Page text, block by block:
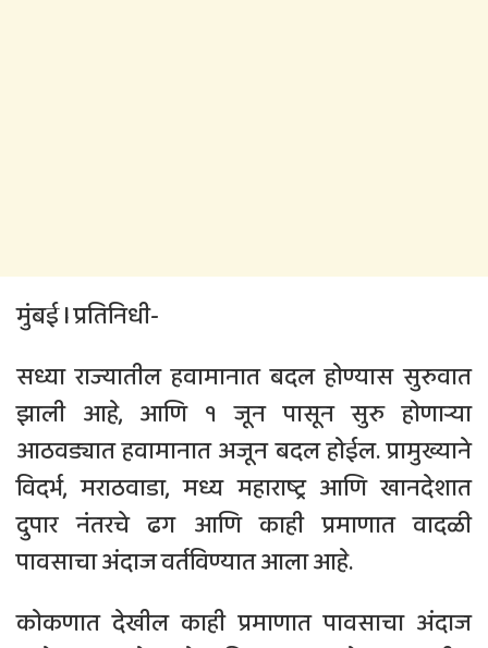
मुंबई l प्रतिनिधी-
सध्या राज्यातील हवामानात बदल होण्यास सुरुवात
झाली आहे, आणि १ जून पासून सुरु होणाऱ्या
आठवड्यात हवामानात अजून बदल होईल. प्रामुख्याने
विदर्भ, मराठवाडा, मध्य महाराष्ट्र आणि खानदेशात
दुपार नंतरचे ढग आणि काही प्रमाणात वादळी
पावसाचा अंदाज वर्तविण्यात आला आहे.
कोकणात देखील काही प्रमाणात पावसाचा अंदाज